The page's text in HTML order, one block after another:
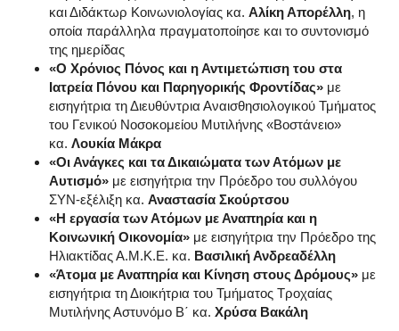
και Διδάκτωρ Κοινωνιολογίας κα. Αλίκη Απορέλλη, η
οποία παράλληλα πραγματοποίησε και το συντονισμό
της ημερίδας
«Ο Χρόνιος Πόνος και η Αντιμετώπιση του στα
Ιατρεία Πόνου και Παρηγορικής Φροντίδας» με
εισηγήτρια τη Διευθύντρια Αναισθησιολογικού Τμήματος
του Γενικού Νοσοκομείου Μυτιλήνης «Βοστάνειο»
κα. Λουκία Μάκρα
«Οι Ανάγκες και τα Δικαιώματα των Ατόμων με
Αυτισμό» με εισηγήτρια την Πρόεδρο του συλλόγου
ΣΥΝ-εξέλιξη κα. Αναστασία Σκούρτσου
«Η εργασία των Ατόμων με Αναπηρία και η
Κοινωνική Οικονομία» με εισηγήτρια την Πρόεδρο της
Ηλιακτίδας Α.Μ.Κ.Ε. κα. Βασιλική Ανδρεαδέλλη
«Άτομα με Αναπηρία και Κίνηση στους Δρόμους» με
εισηγήτρια τη Διοικήτρια του Τμήματος Τροχαίας
Μυτιλήνης Αστυνόμο Β΄ κα. Χρύσα Βακάλη